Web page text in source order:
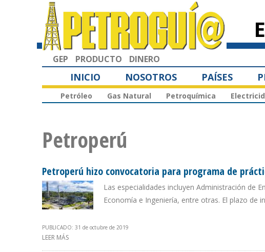
GEP PRODUCTO DINERO
INICIO NOSOTROS PAÍSES
Petróleo Gas Natural Petroquímica
Petroperú
Petroperú hizo convocatoria para programa de
Las especialidades incluyen Administración de
Economía e Ingeniería, entre otras. El plazo de
PUBLICADO: 31 de octubre de 2019
LEER MÁS